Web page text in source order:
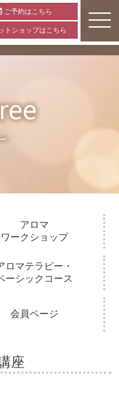
ご予約はこちら
トショップはこちら
アロマ
ワークショップ
ロマテラピー・
ーシックコース
会員ページ
座